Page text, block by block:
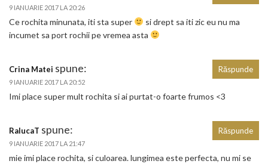
9 IANUARIE 2017 LA 20:26
Ce rochita minunata, iti sta super
si drept sa iti zic eu nu ma
incumet sa port rochii pe vremea asta
Crina Matei spune:
9 IANUARIE 2017 LA 20:52
Imi place super mult rochita si ai purtat-o foarte frumos <3
Răspunde
RalucaT spune:
9 IANUARIE 2017 LA 21:47
mie imi place rochita, si culoarea. lungimea este perfecta, nu mi se
Răspunde